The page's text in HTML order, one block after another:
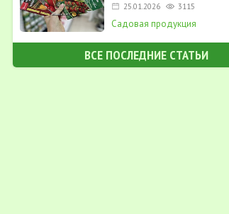
25.01.2026 3115
Садовая продукция
ВСЕ ПОСЛЕДНИЕ СТАТЬИ